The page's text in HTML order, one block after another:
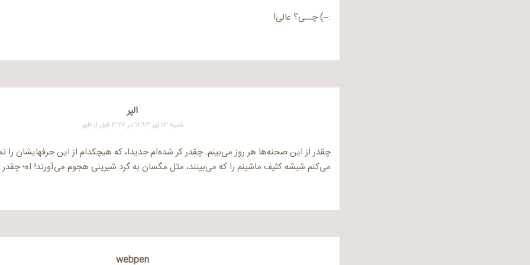
:–) چــی؟‌ عالی!
الپر
شنبه ۱۳ تیر ۱۳۸۳ در ۳:۲۷ قبل از ظهر
چقدر از این صحنه‌ها هر روز می‌بینم. چقدر کر شده‌ام جدیدا، که هیچکدام از این حرفهایشان
می‌کنم شیشه کثیف ماشینم را که می‌بینند، مثل مگسان به گرد شیرینی هجوم می‌آورند! اه؛
webpen